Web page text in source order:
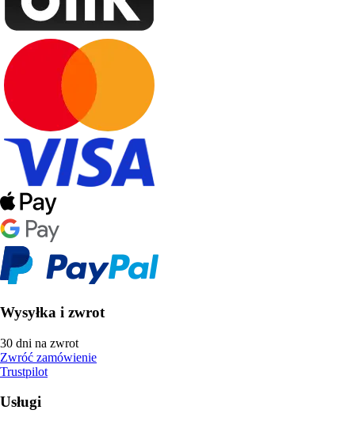
Wysyłka i zwrot
30 dni na zwrot
Zwróć zamówienie
Trustpilot
Usługi